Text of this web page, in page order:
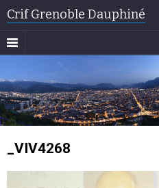
Crif Grenoble Dauphiné
_VIV4268